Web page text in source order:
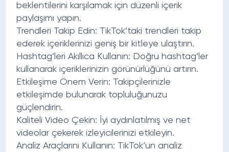
beklentilerini karşılamak için düzenli içerik
paylaşımı yapın.
Trendleri Takip Edin: TikTok’taki trendleri takip
ederek içeriklerinizi geniş bir kitleye ulaştırın.
Hashtag’leri Akıllıca Kullanın: Doğru hashtag’ler
kullanarak içeriklerinizin görünürlüğünü artırın.
Etkileşime Önem Verin: Takipçilerinizle
etkileşimde bulunarak topluluğunuzu
güçlendirin.
Kaliteli Video Çekin: İyi aydınlatılmış ve net
videolar çekerek izleyicilerinizi etkileyin.
Analiz Araçlarını Kullanın: TikTok’un analiz